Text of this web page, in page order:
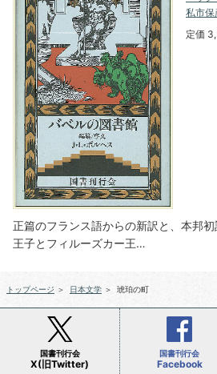
私市保
定価
正篇のフランス語からの新訳と、本邦
王子とフィルーズカー王…
トップページ ＞ 日本文学 ＞ 琥珀の町
国書刊行会
X(旧Twitter)
国書刊行会
Facebook